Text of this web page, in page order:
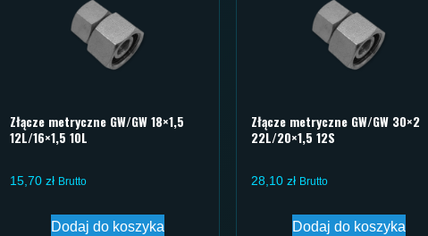
Złącze metryczne GW/GW 18×1,5
12L/16×1,5 10L
15,70 zł Brutto
Dodaj do koszyka
Złącze metryczne GW/GW 30×2
22L/20×1,5 12S
28,10 zł Brutto
Dodaj do koszyka